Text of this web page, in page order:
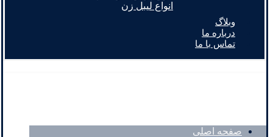
انواع لیبل زن
وبلاگ
درباره ما
تماس با ما
صفحه اصلی